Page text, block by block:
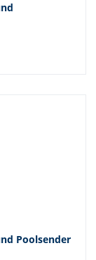
Poolsender